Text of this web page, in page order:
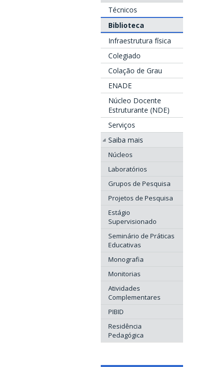
Técnicos
Biblioteca
Infraestrutura física
Colegiado
Colação de Grau
ENADE
Núcleo Docente
Estruturante (NDE)
Serviços
Saiba mais
Núcleos
Laboratórios
Grupos de Pesquisa
Projetos de Pesquisa
Estágio
Supervisionado
Seminário de Práticas
Educativas
Monografia
Monitorias
Atividades
Complementares
PIBID
Residência
Pedagógica